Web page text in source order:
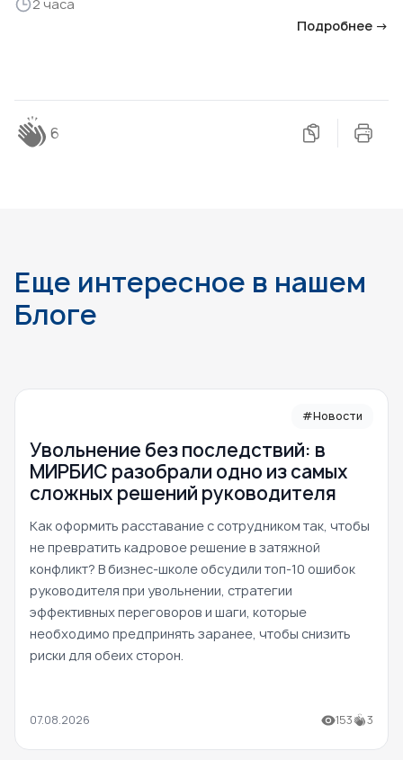
2 часа
Подробнее →
6
Еще интересное в нашем
Блоге
#Новости
Увольнение без последствий: в
МИРБИС разобрали одно из самых
сложных решений руководителя
Как оформить расставание с сотрудником так, чтобы
не превратить кадровое решение в затяжной
конфликт? В бизнес-школе обсудили топ-10 ошибок
руководителя при увольнении, стратегии
эффективных переговоров и шаги, которые
необходимо предпринять заранее, чтобы снизить
риски для обеих сторон.
07.08.2026 153 3